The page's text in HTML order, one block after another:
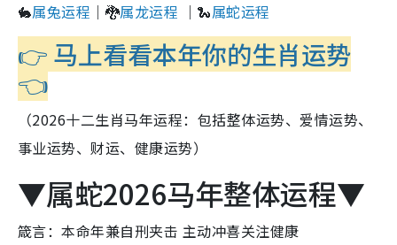
🐇属兔运程 ｜🐉属龙运程 ｜🐍属蛇运程
👉 马上看看本年你的生肖运势
👈
（2026十二生肖马年运程：包括整体运势、爱情运势、
事业运势、财运、健康运势）
▼属蛇2026马年整体运程▼
箴言：本命年兼自刑夹击 主动冲喜关注健康